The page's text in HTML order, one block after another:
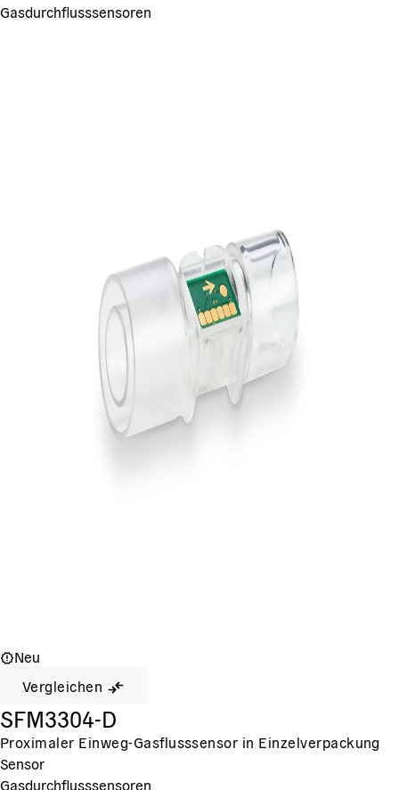
Gasdurchflusssensoren
Neu
Vergleichen
SFM3304-D
Proximaler Einweg-Gasflusssensor in Einzelverpackung
Sensor
Gasdurchflusssensoren